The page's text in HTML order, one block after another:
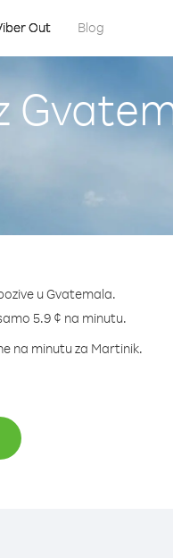
Out Blog
u Gvatemala.
5.9 ¢ na minutu.
na minutu za Martinik.